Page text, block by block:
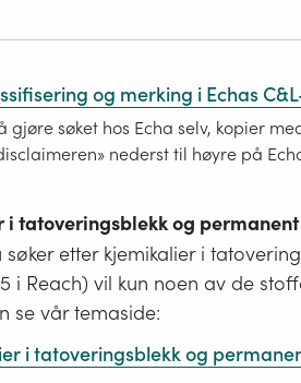
og merking i Echas
gjøre søket hos Echa selv, kopier
nederst til høyre på
i tatoveringsblekk og
søker etter kjemikalier i
i Reach) vil kun noen av de
se vår temaside:
i tatoveringsblekk og